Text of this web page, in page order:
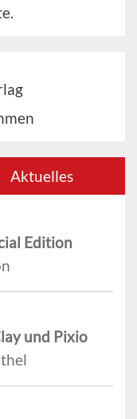
Aktuelles
Edition
und Pixio